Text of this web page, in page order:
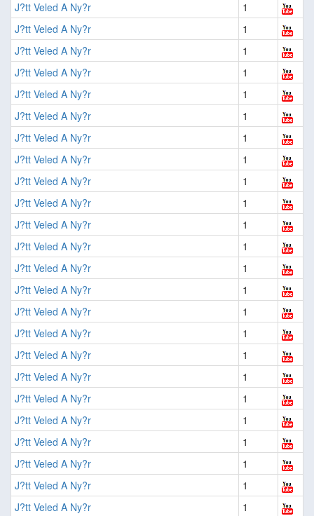
J?tt Veled A Ny?r
1
J?tt Veled A Ny?r
1
J?tt Veled A Ny?r
1
J?tt Veled A Ny?r
1
J?tt Veled A Ny?r
1
J?tt Veled A Ny?r
1
J?tt Veled A Ny?r
1
J?tt Veled A Ny?r
1
J?tt Veled A Ny?r
1
J?tt Veled A Ny?r
1
J?tt Veled A Ny?r
1
J?tt Veled A Ny?r
1
J?tt Veled A Ny?r
1
J?tt Veled A Ny?r
1
J?tt Veled A Ny?r
1
J?tt Veled A Ny?r
1
J?tt Veled A Ny?r
1
J?tt Veled A Ny?r
1
J?tt Veled A Ny?r
1
J?tt Veled A Ny?r
1
J?tt Veled A Ny?r
1
J?tt Veled A Ny?r
1
J?tt Veled A Ny?r
1
J?tt Veled A Ny?r
1